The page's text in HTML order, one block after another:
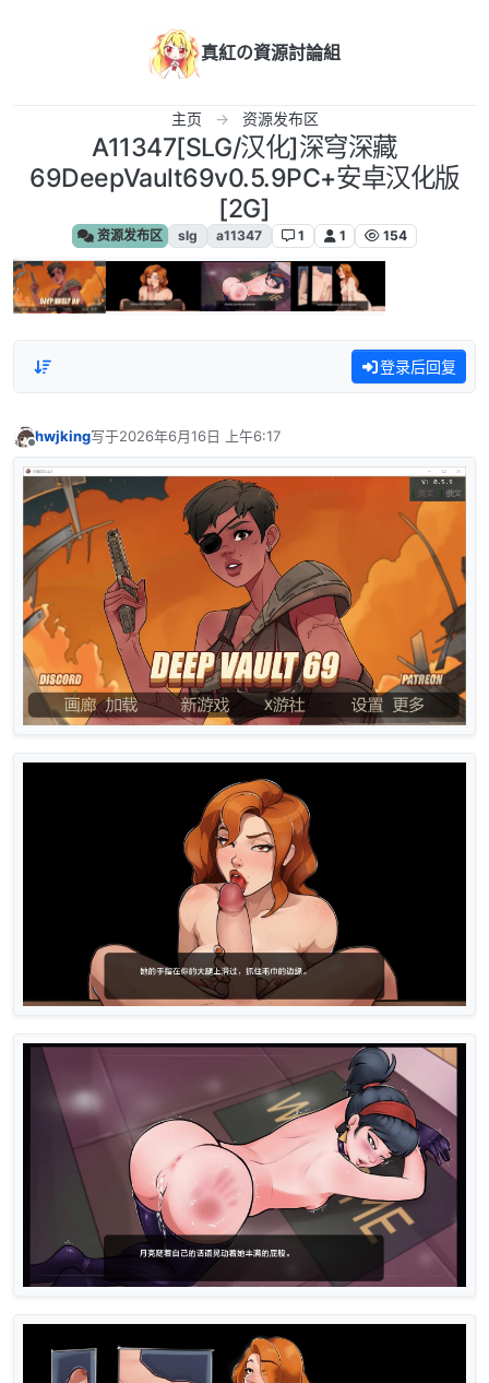
真紅の資源討論組
主页 资源发布区
A11347[SLG/汉化]深穹深藏
69DeepVault69v0.5.9PC+安卓汉化版
[2G]
资源发布区 slg a11347 1 1 154
登录后回复
hwjking写于2026年6月16日 上午6:17
最后由 编辑